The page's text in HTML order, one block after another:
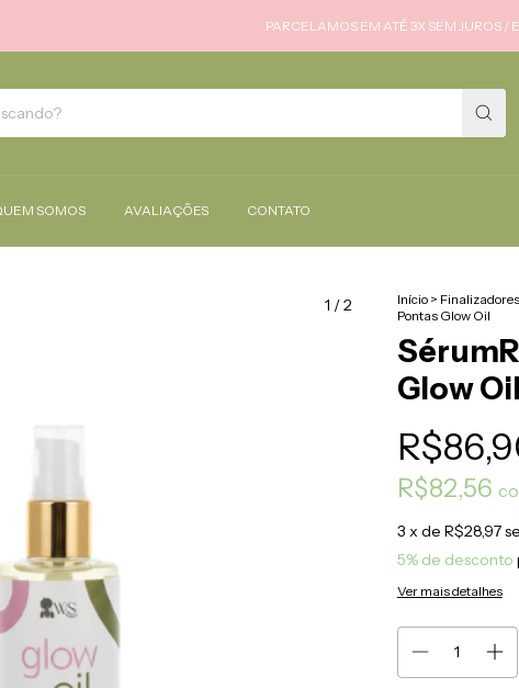
PARCELAMOS EM ATÉ 3X SEM JUROS /
SOMOS AVALIAÇÕES CONTATO
1 /2 Início >
Pontas Glow Oil
Glow Oil
R$82,56
3 x de R$28,97
5% de desconto
Ver mais detalhes